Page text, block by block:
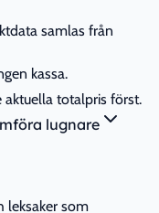
samlas från
kassa.
aktuella totalpris först.
lugnare
leksaker som